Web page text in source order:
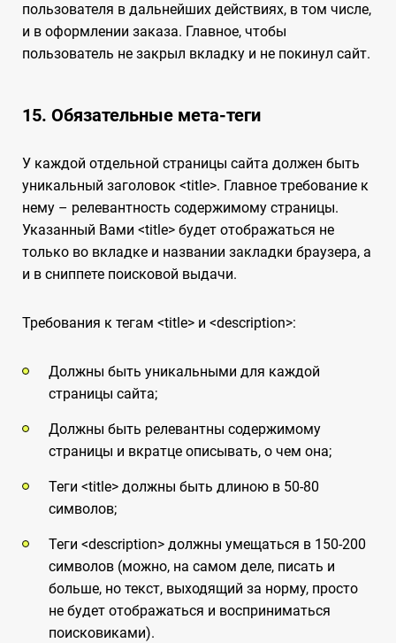
пользователя в дальнейших действиях, в том числе,
и в оформлении заказа. Главное, чтобы
пользователь не закрыл вкладку и не покинул сайт.
15. Обязательные мета-теги
У каждой отдельной страницы сайта должен быть
уникальный заголовок <title>. Главное требование к
нему – релевантность содержимому страницы.
Указанный Вами <title> будет отображаться не
только во вкладке и названии закладки браузера, а
и в сниппете поисковой выдачи.
Требования к тегам <title> и <description>:
Должны быть уникальными для каждой
страницы сайта;
Должны быть релевантны содержимому
страницы и вкратце описывать, о чем она;
Теги <title> должны быть длиною в 50-80
символов;
Теги <description> должны умещаться в 150-200
символов (можно, на самом деле, писать и
больше, но текст, выходящий за норму, просто
не будет отображаться и восприниматься
поисковиками).